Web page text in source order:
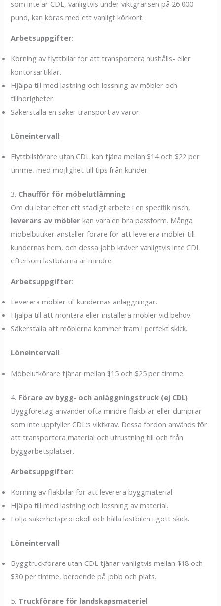
som inte är CDL, vanligtvis under viktgränsen på 26 000
pund, kan köras med ett vanligt körkort.
Arbetsuppgifter:
Körning av flyttbilar för att transportera hushålls- eller
kontorsartiklar.
Hjälpa till med lastning och lossning av möbler och
tillhörigheter.
Säkerställa en säker transport av varor.
Löneintervall:
Flyttbilsförare utan CDL kan tjäna mellan $14 och $22 per
timme, med möjlighet till tips från kunder.
3. Chaufför för möbelutlämning
Om du letar efter ett stadigt arbete i en specifik nisch,
leverans av möbler kan vara en bra passform. Många
möbelbutiker anställer förare för att leverera möbler till
kundernas hem, och dessa jobb kräver vanligtvis inte CDL
eftersom lastbilarna är mindre.
Arbetsuppgifter:
Leverera möbler till kundernas anläggningar.
Hjälpa till att montera eller installera möbler vid behov.
Säkerställa att möblerna kommer fram i perfekt skick.
Löneintervall:
Möbelutkörare tjänar mellan $15 och $25 per timme.
4. Förare av bygg- och anläggningstruck (ej CDL)
Byggföretag använder ofta mindre flakbilar eller dumprar
som inte uppfyller CDL:s viktkrav. Dessa fordon används för
att transportera material och utrustning till och från
byggarbetsplatser.
Arbetsuppgifter:
Körning av flakbilar för att leverera byggmaterial.
Hjälpa till med lastning och lossning av material.
Följa säkerhetsprotokoll och hålla lastbilen i gott skick.
Löneintervall:
Byggtruckförare utan CDL tjänar vanligtvis mellan $18 och
$30 per timme, beroende på jobb och plats.
5. Truckförare för landskapsmateriel